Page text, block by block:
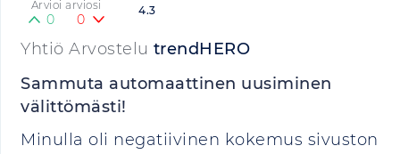
4.3
Arvioi arviosi
0 0
Yhtiö Arvostelu trendHERO
Sammuta automaattinen uusiminen
välittömästi!
Minulla oli negatiivinen kokemus sivuston